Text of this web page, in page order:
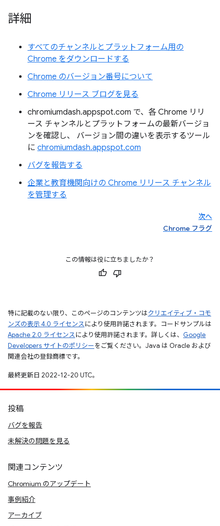
詳細
すべてのチャンネルとプラットフォーム用の
Chrome をダウンロードする
Chrome のバージョン番号について
Chrome リリース ブログを見る
chromiumdash.appspot.com で、各 Chrome リリ
ース チャンネルとプラットフォームの最新バージョ
ンを確認し、 バージョン間の違いを表示するツール
に chromiumdash.appspot.com
バグを報告する
企業と教育機関向けの Chrome リリース チャンネル
を管理する
次へ
Chrome フラグ
この情報は役に立ちましたか？
特に記載のない限り、このページのコンテンツはクリエイティブ・コモ
ンズの表示 4.0 ライセンスにより使用許諾されます。コードサンプルは
Apache 2.0 ライセンスにより使用許諾されます。詳しくは、 Google
Developers サイトのポリシーをご覧ください。Java は Oracle および
関連会社の登録商標です。
最終更新日 2022-12-20 UTC。
投稿
バグを報告
未解決の問題を見る
関連コンテンツ
Chromium のアップデート
事例紹介
アーカイブ